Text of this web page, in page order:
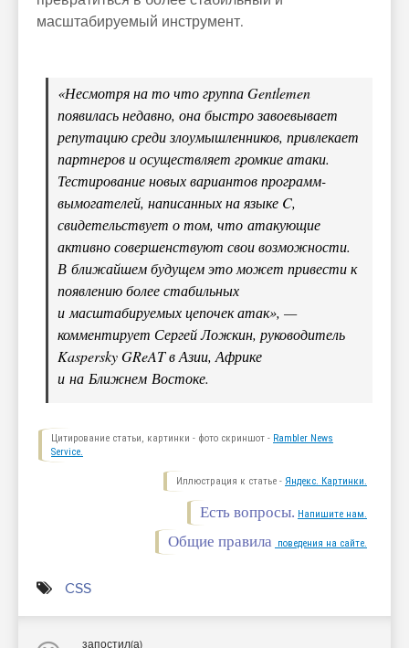
масштабируемый инструмент.
«Несмотря на то что группа Gentlemen
появилась недавно, она быстро завоевывает
репутацию среди злоумышленников, привлекает
партнеров и осуществляет громкие атаки.
Тестирование новых вариантов программ-
вымогателей, написанных на языке C,
свидетельствует о том, что атакующие
активно совершенствуют свои возможности.
В ближайшем будущем это может привести к
появлению более стабильных
и масштабируемых цепочек атак», —
комментирует Сергей Ложкин, руководитель
Kaspersky GReAT в Азии, Африке
и на Ближнем Востоке.
Цитирование статьи, картинки - фото скриншот - Rambler News
Service.
Иллюстрация к статье - Яндекс. Картинки.
Есть вопросы. Напишите нам.
Общие правила поведения на сайте.
CSS
запостил(а)